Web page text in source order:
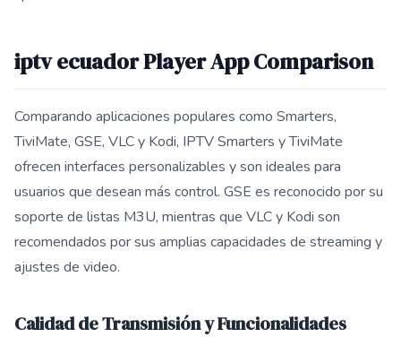
iptv ecuador Player App Comparison
Comparando aplicaciones populares como Smarters,
TiviMate, GSE, VLC y Kodi, IPTV Smarters y TiviMate
ofrecen interfaces personalizables y son ideales para
usuarios que desean más control. GSE es reconocido por su
soporte de listas M3U, mientras que VLC y Kodi son
recomendados por sus amplias capacidades de streaming y
ajustes de video.
Calidad de Transmisión y Funcionalidades